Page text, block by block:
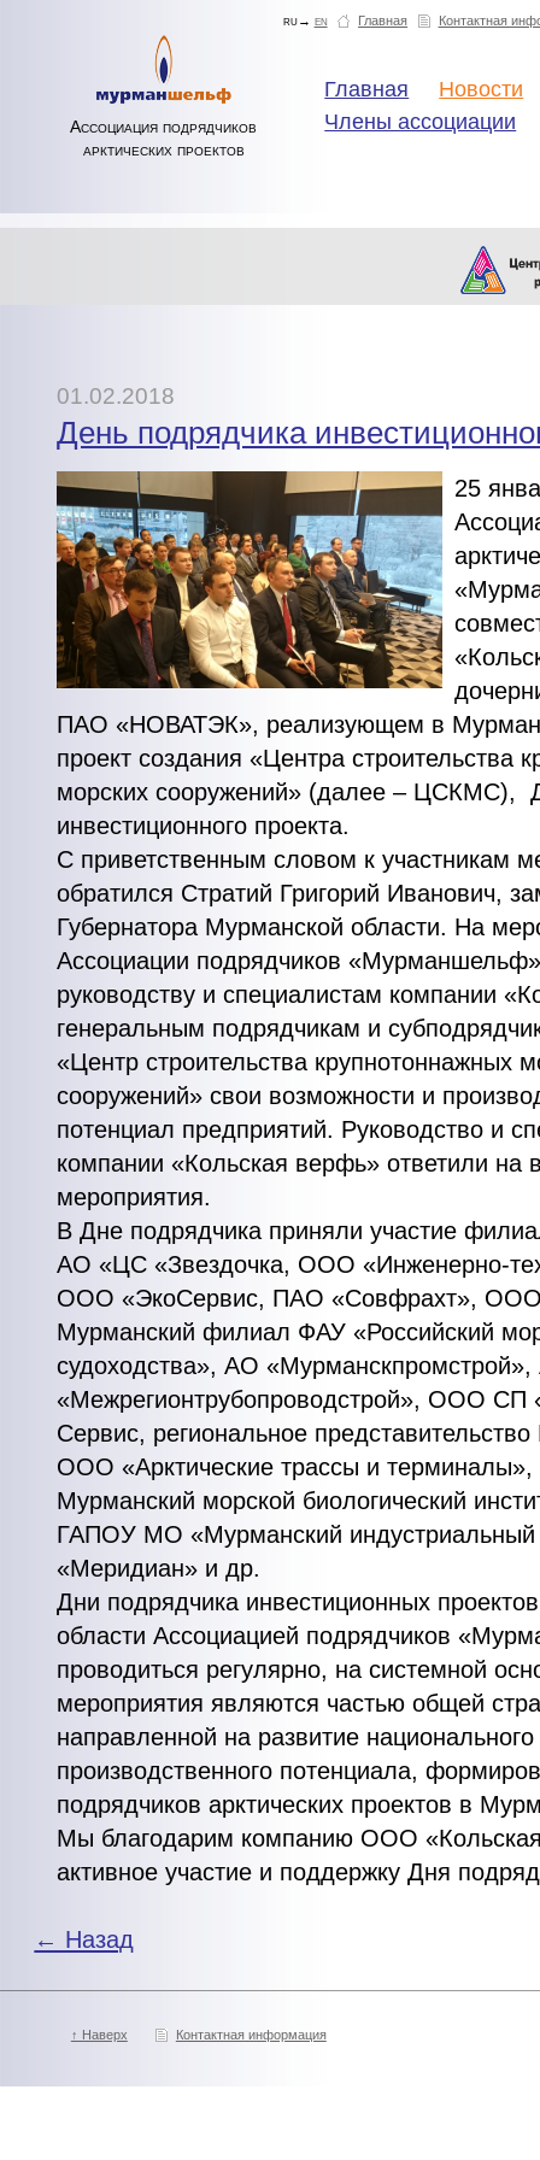
Ассоциация подрядчиков
арктических проектов
Контактная
Главная
ru→ en
Главная
Новости
Члены ассоциации
01.02.2018
День подрядчика
25
ПАО «НОВАТЭК», реализующем в
проект создания «Центра строительства
морских сооружений» (далее – ЦСКМС),
инвестиционного проекта.
С приветственным словом к участникам
обратился Стратий Григорий Иванович,
Губернатора Мурманской области. На
Ассоциации подрядчиков
руководству и специалистам компании
генеральным подрядчикам и
«Центр строительства крупнотоннажных
сооружений» свои возможности и
потенциал предприятий. Руководство и
компании «Кольская верфь» ответили на
мероприятия.
В Дне подрядчика приняли участие
АО «ЦС «Звездочка, ООО «Инженерно-
ООО «ЭкоСервис, ПАО «Совфрахт»,
Мурманский филиал ФАУ «Российский
судоходства», АО
«Межрегионтрубопроводстрой», ООО
Сервис, региональное
ООО «Арктические трассы и
Мурманский морской биологический
ГАПОУ МО «Мурманский
«Меридиан» и др.
Дни подрядчика инвестиционных
области Ассоциацией подрядчиков
проводиться регулярно, на системной
мероприятия являются частью общей
направленной на развитие национального
производственного потенциала,
подрядчиков арктических проектов в
Мы благодарим компанию ООО
активное участие и поддержку Дня
← Назад
↑ Наверх Контактная информация